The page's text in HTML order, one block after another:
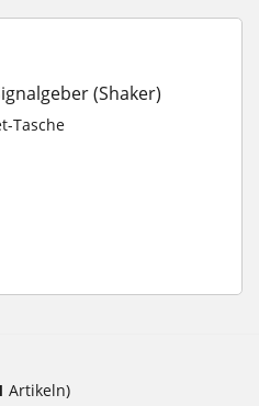
(Shaker)
Tasche
Artikeln)